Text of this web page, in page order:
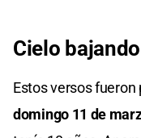
Cielo
Estos versos fueron
domingo 11 de